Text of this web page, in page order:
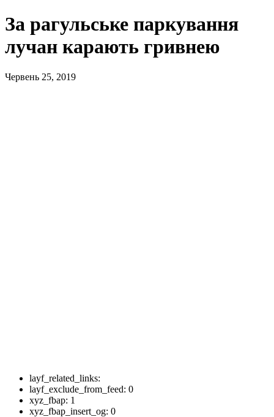
За рагульське паркування
лучан карають гривнею
Червень 25, 2019
layf_related_links:
layf_exclude_from_feed: 0
xyz_fbap: 1
xyz_fbap_insert_og: 0